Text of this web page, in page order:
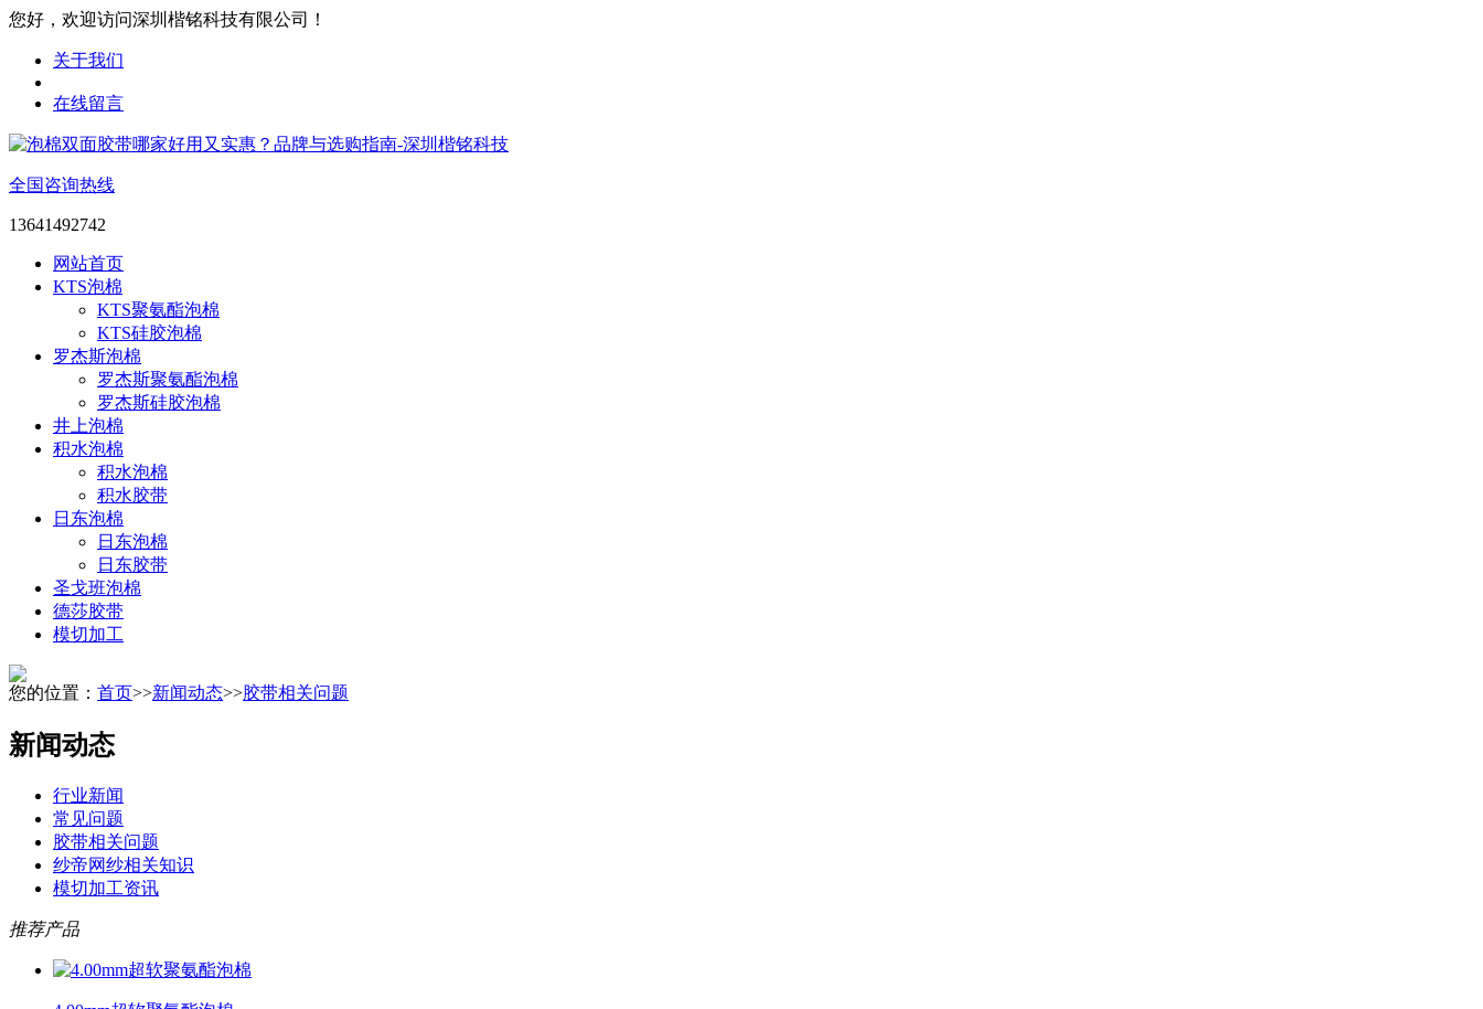
您好，欢迎访问深圳楷铭科技有限公司！
关于我们
在线留言
全国咨询热线
13641492742
网站首页
KTS泡棉
KTS聚氨酯泡棉
KTS硅胶泡棉
罗杰斯泡棉
罗杰斯聚氨酯泡棉
罗杰斯硅胶泡棉
井上泡棉
积水泡棉
积水泡棉
积水胶带
日东泡棉
日东泡棉
日东胶带
圣戈班泡棉
德莎胶带
模切加工
您的位置： 首页>>新闻动态>>胶带相关问题
新闻动态
行业新闻
常见问题
胶带相关问题
纱帝网纱相关知识
模切加工资讯
推荐产品